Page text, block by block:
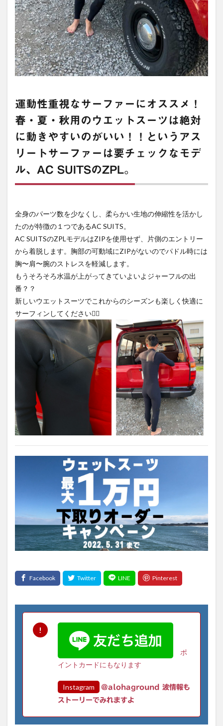
運動性重視なサーファーにオススメ！
春・夏・秋用のウエットスーツは絶対
に動きやすいのがいい！！というアス
リートサーファーは要チェックなモデ
ル、AC SUITSのZPL。
全身のパーツ数を少なくし、柔らかい生地の伸縮性を活かし
たのが特徴の１つであるAC SUITS。
AC SUITSのZPLモデルはZIPを使用せず、片側のエントリー
から着脱します。胸部の可動域にZIPがないのでパドル時には
胸〜肩〜腕のストレスを軽減します。
もうそろそろ水温が上がってきていよいよジャーフルの出
番？？
新しいウエットスーツでこれからのシーズンも楽しく快適に
サーフィンしてください🏄‍♂️
ポ
イントカードにもなります
Instagram
@alohaground 波情報も
ストーリーでみれますよ